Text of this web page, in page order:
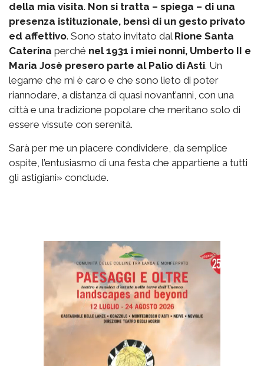
della mia visita. Non si tratta – spiega – di una
presenza istituzionale, bensì di un gesto privato
ed affettivo. Sono stato invitato dal Rione Santa
Caterina perché nel 1931 i miei nonni, Umberto II e
Maria Josè presero parte al Palio di Asti. Un
legame che mi è caro e che sono lieto di poter
riannodare, a distanza di quasi novant’anni, con una
città e una tradizione popolare che meritano solo di
essere vissute con serenità.
Sarà per me un piacere condividere, da semplice
ospite, l’entusiasmo di una festa che appartiene a tutti
gli astigiani» conclude.